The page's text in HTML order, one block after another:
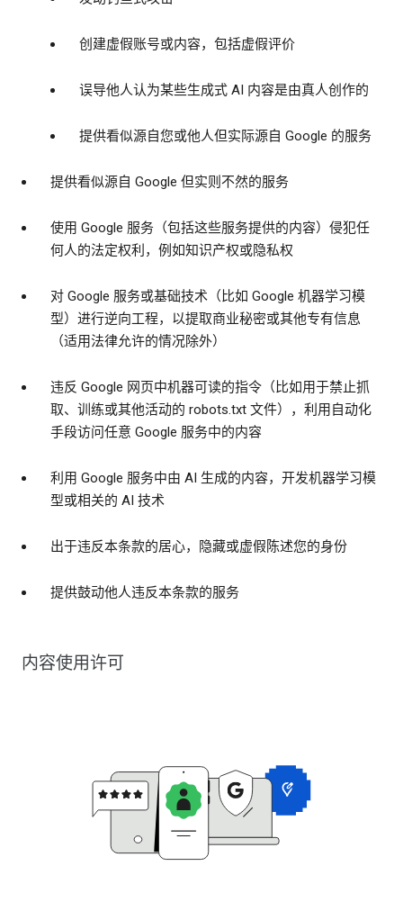
创建虚假账号或内容，包括虚假评价
误导他人认为某些生成式 AI 内容是由真人创作的
提供看似源自您或他人但实际源自 Google 的服务
提供看似源自 Google 但实则不然的服务
使用 Google 服务（包括这些服务提供的内容）侵犯任
何人的法定权利，例如知识产权或隐私权
对 Google 服务或基础技术（比如 Google 机器学习模
型）进行逆向工程，以提取商业秘密或其他专有信息
（适用法律允许的情况除外）
违反 Google 网页中机器可读的指令（比如用于禁止抓
取、训练或其他活动的 robots.txt 文件），利用自动化
手段访问任意 Google 服务中的内容
利用 Google 服务中由 AI 生成的内容，开发机器学习模
型或相关的 AI 技术
出于违反本条款的居心，隐藏或虚假陈述您的身份
提供鼓动他人违反本条款的服务
内容使用许可